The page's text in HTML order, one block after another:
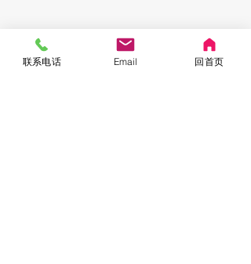
联系电话 Email 回首页